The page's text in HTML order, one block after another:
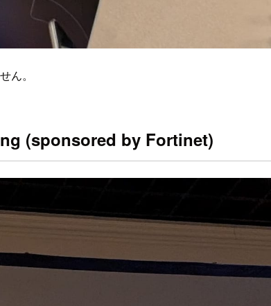
ん。
(sponsored by Fortinet)